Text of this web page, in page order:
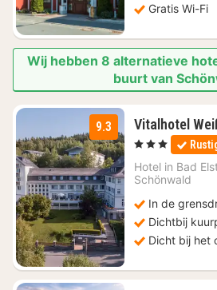
92,69
Gratis Wi-Fi
Wij hebben 8 alternatieve
buurt van
9.3 Vitalhotel
, 3 Sterren
Hotel in Bad
Schönwald
In de
Dichtbij
Dicht bij het